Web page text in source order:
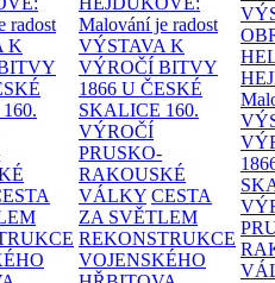
radost
K
160.
Malování je radost
VÝSTAVA K
VÝROČÍ BITVY
1866 U ČESKÉ
SKALICE 160.
VÝROČÍ
PRUSKO-
RAKOUSKÉ
VÁLKY CESTA
ZA SVĚTLEM
REKONSTRUKCE
VOJENSKÉHO